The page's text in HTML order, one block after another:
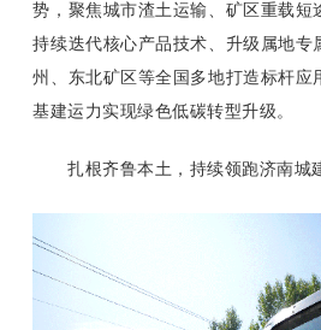
势，聚焦城市渣土运输、矿区重载短
持续迭代核心产品技术、升级属地专
州、东北矿区等全国多地打造标杆应
基建运力实现绿色低碳转型升级。
扎根齐鲁本土，持续领跑济南城